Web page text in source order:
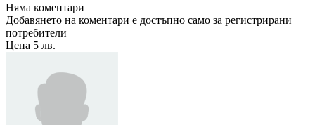
Няма коментари
Добавянето на коментари е достъпно само за регистрирани
потребители
Цена 5 лв.